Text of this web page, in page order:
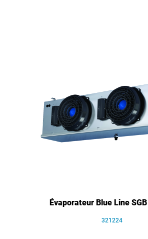
Évaporateur Blue Line
321224